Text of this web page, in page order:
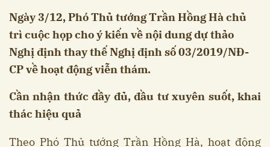
Ngày 3/12, Phó Thủ tướng Trần Hồng Hà chủ
trì cuộc họp cho ý kiến về nội dung dự thảo
Nghị định thay thế Nghị định số 03/2019/NĐ-
CP về hoạt động viễn thám.
Cần nhận thức đầy đủ, đầu tư xuyên suốt, khai
thác hiệu quả
Theo Phó Thủ tướng Trần Hồng Hà, hoạt động